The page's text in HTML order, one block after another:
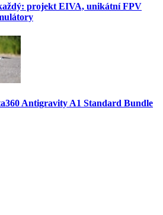
projekt EIVA, unikátní FPV
Antigravity A1 Standard Bundle